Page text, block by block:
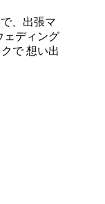
、出張マ
ェディング
で 想い出